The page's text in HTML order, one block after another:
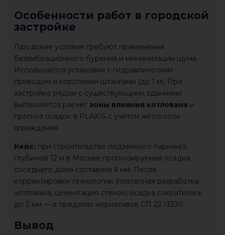
Особенности работ в городской
застройке
Городские условия требуют применения
безвибрационного бурения и минимизации шума.
Используются установки с гидравлическим
приводом и короткими штангами (до 1 м). При
застройке рядом с существующими зданиями
выполняется расчёт зоны влияния котлована и
прогноз осадок в PLAXIS с учётом жёсткости
ограждения.
Кейс: при строительстве подземного паркинга
глубиной 12 м в Москве прогнозируемая осадка
соседнего дома составила 6 мм. После
корректировки технологии (поэтапная разработка
котлована, цементация стенок) осадка сократилась
до 2 мм — в пределах нормативов СП 22.13330.
Вывод